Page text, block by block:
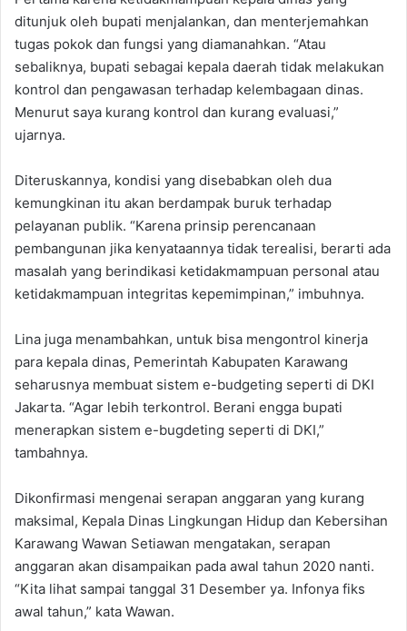
ditunjuk oleh bupati menjalankan, dan menterjemahkan
tugas pokok dan fungsi yang diamanahkan. “Atau
sebaliknya, bupati sebagai kepala daerah tidak melakukan
kontrol dan pengawasan terhadap kelembagaan dinas.
Menurut saya kurang kontrol dan kurang evaluasi,”
ujarnya.
Diteruskannya, kondisi yang disebabkan oleh dua
kemungkinan itu akan berdampak buruk terhadap
pelayanan publik. “Karena prinsip perencanaan
pembangunan jika kenyataannya tidak terealisi, berarti ada
masalah yang berindikasi ketidakmampuan personal atau
ketidakmampuan integritas kepemimpinan,” imbuhnya.
Lina juga menambahkan, untuk bisa mengontrol kinerja
para kepala dinas, Pemerintah Kabupaten Karawang
seharusnya membuat sistem e-budgeting seperti di DKI
Jakarta. “Agar lebih terkontrol. Berani engga bupati
menerapkan sistem e-bugdeting seperti di DKI,”
tambahnya.
Dikonfirmasi mengenai serapan anggaran yang kurang
maksimal, Kepala Dinas Lingkungan Hidup dan Kebersihan
Karawang Wawan Setiawan mengatakan, serapan
anggaran akan disampaikan pada awal tahun 2020 nanti.
“Kita lihat sampai tanggal 31 Desember ya. Infonya fiks
awal tahun,” kata Wawan.